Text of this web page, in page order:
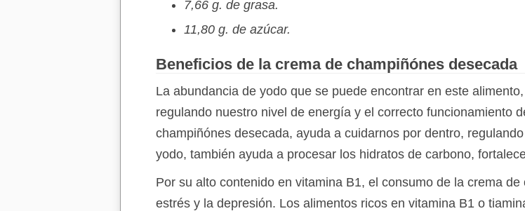
7,66 g. de grasa.
11,80 g. de azúcar.
Beneficios de la crema de champiñónes desecada
La abundancia de yodo que se puede encontrar en este
regulando nuestro nivel de energía y el correcto funcionamiento
champiñónes desecada, ayuda a cuidarnos por dentro,
yodo, también ayuda a procesar los hidratos de carbono,
Por su alto contenido en vitamina B1, el consumo de la crema
estrés y la depresión. Los alimentos ricos en vitamina B1 o